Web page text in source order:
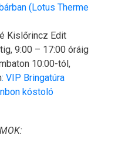
(Lotus Therme
Kislőrincz Edit
9:00 – 17:00 óráig
10:00-tól,
: VIP Bringatúra
kóstoló